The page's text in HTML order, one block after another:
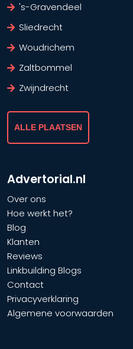
Advertorial.nl
Over ons
Hoe werkt het?
Blog
Klanten
Reviews
Linkbuilding Blogs
Contact
Privacyverklaring
Algemene voorwaarden
's-Gravendeel
Sliedrecht
Woudrichem
Zaltbommel
Zwijndrecht
ALLE PLAATSEN